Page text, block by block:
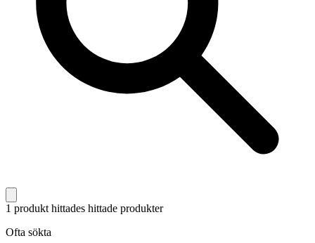
1 produkt hittades hittade produkter
Ofta sökta